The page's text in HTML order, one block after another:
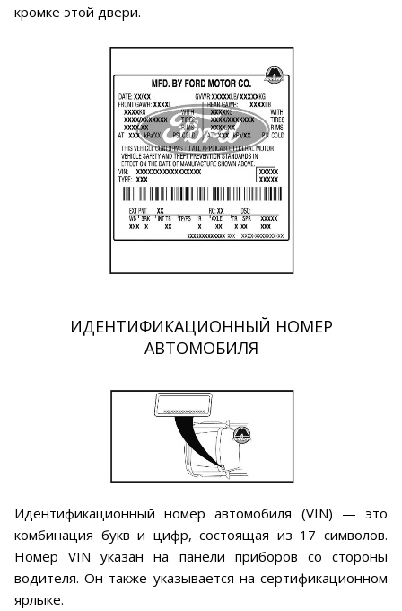
кромке этой двери.
ИДЕНТИФИКАЦИОННЫЙ НОМЕР
АВТОМОБИЛЯ
Идентификационный номер автомобиля (VIN) — это
комбинация букв и цифр, состоящая из 17 символов.
Номер VIN указан на панели приборов со стороны
водителя. Он также указывается на сертификационном
ярлыке.